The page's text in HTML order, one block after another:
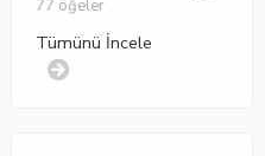
77 öğeler
Tümünü İncele